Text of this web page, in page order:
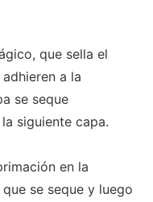
que sella el
a la
se seque
siguiente capa.
en la
se seque y luego